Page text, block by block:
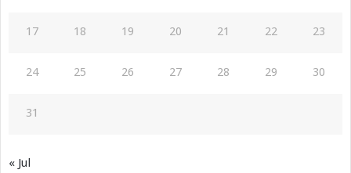
17 18 19 20 21 22 23
24 25 26 27 28 29 30
31
« Jul